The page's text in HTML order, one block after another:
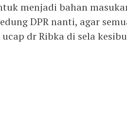
menjadi bahan
DPR nanti, agar
dr Ribka di sela